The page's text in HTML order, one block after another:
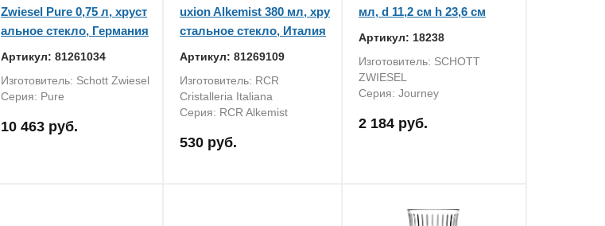
Zwiesel Pure 0,75 л, хруст
альное стекло, Германия
Артикул: 81261034
Изготовитель: Schott Zwiesel
Серия: Pure
10 463 руб.
uxion Alkemist 380 мл, хру
стальное стекло, Италия
Артикул: 81269109
Изготовитель: RCR
Cristalleria Italiana
Серия: RCR Alkemist
530 руб.
мл, d 11,2 см h 23,6 см
Артикул: 18238
Изготовитель: SCHOTT
ZWIESEL
Серия: Journey
2 184 руб.